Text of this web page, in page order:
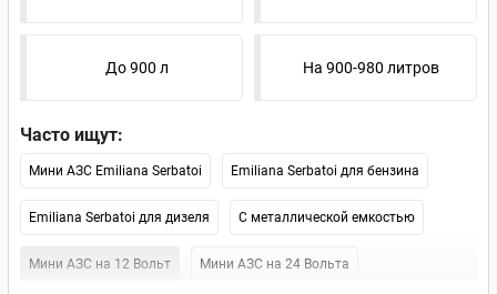
До 900 л На 900-980 литров
Часто ищут:
Мини АЗС Emiliana Serbatoi Emiliana Serbatoi для бензина
Emiliana Serbatoi для дизеля С металлической емкостью
Мини АЗС на 12 Вольт Мини АЗС на 24 Вольта